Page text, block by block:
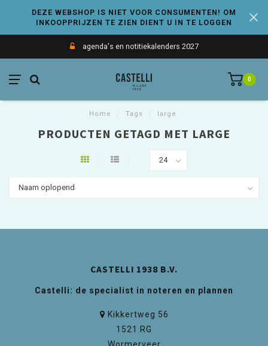
DEZE WEBSHOP IS NIET VOOR CONSUMENTEN! OM
INKOOPPRIJZEN TE ZIEN DIENT U IN TE LOGGEN
agenda's en notitiekalenders 2027
0
Home Tags large
PRODUCTEN GETAGD MET LARGE
CASTELLI 1938 B.V.
Castelli: de specialist in noteren en plannen
Kikkertweg 56
1521 RG